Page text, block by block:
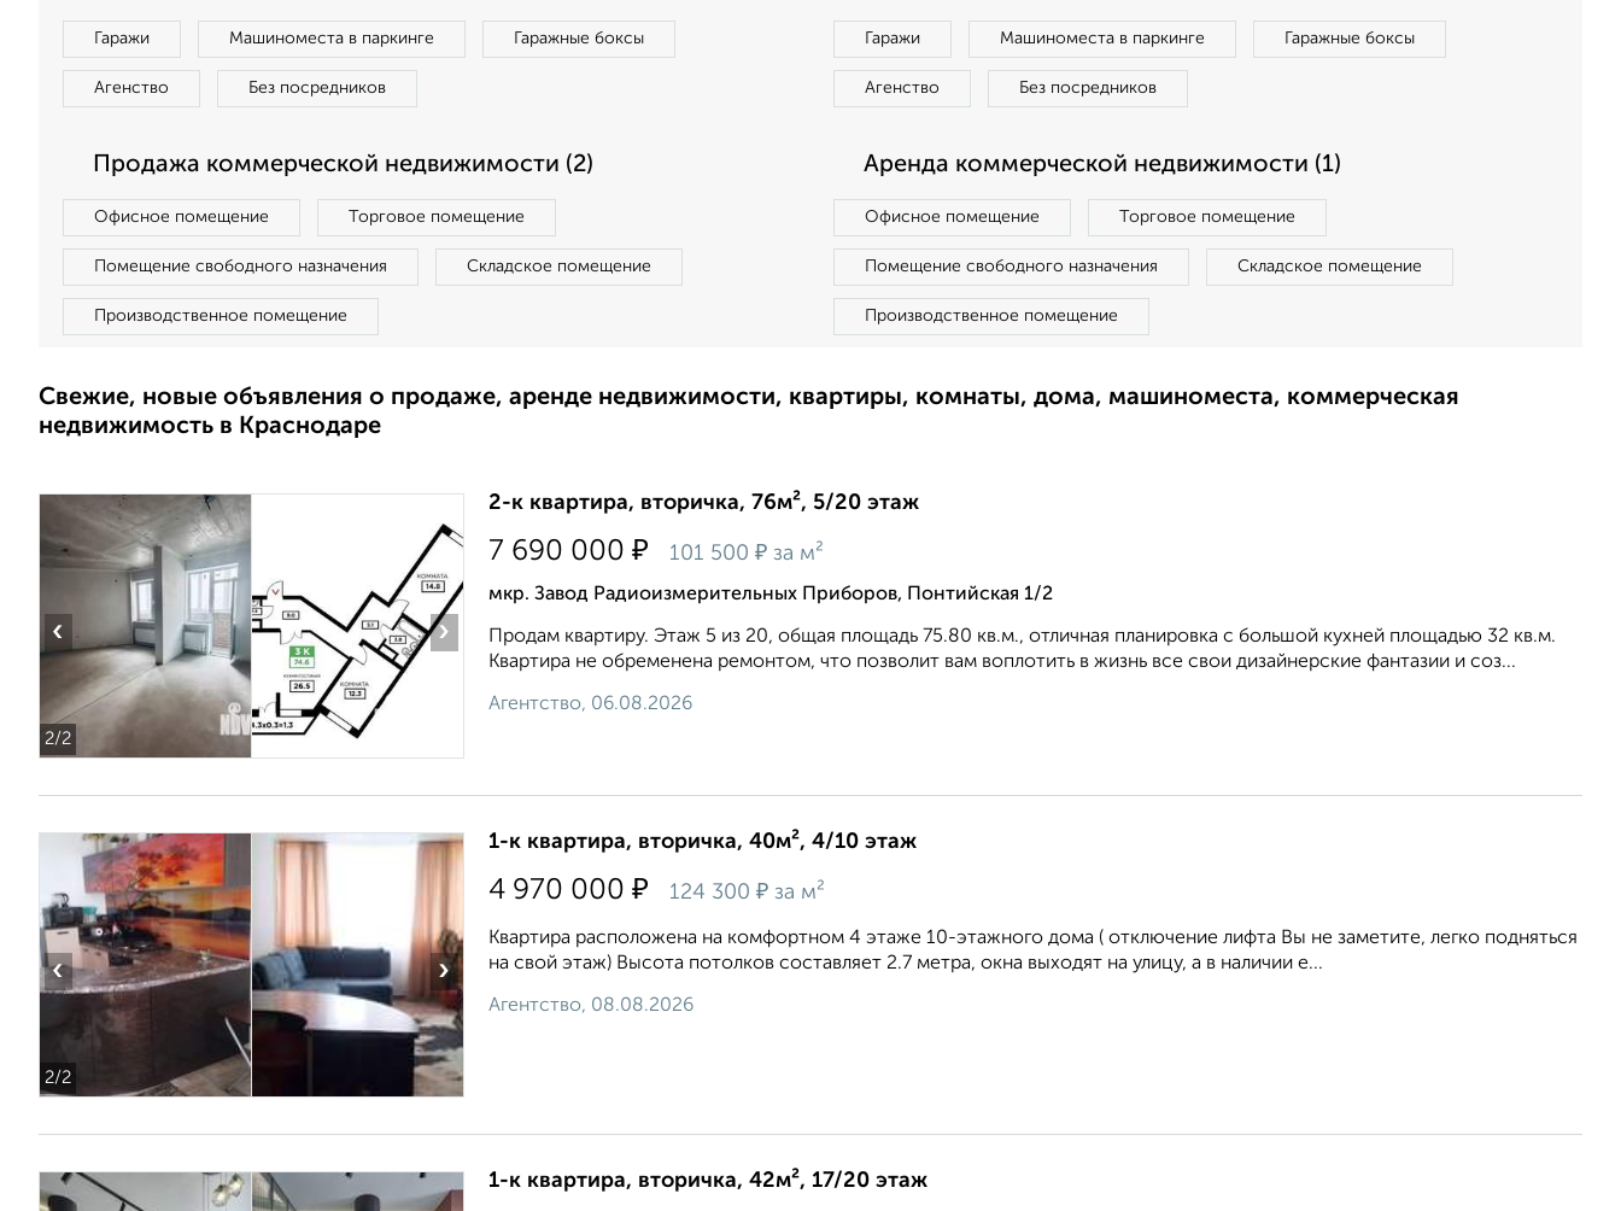
Гаражи Машиноместа в паркинге Гаражные боксы
Агенство Без посредников
Гаражи Машиноместа в паркинге Гаражные боксы
Агенство Без посредников
Продажа коммерческой недвижимости (2)
Офисное помещение Торговое помещение
Помещение свободного назначения Складское помещение
Производственное помещение
Аренда коммерческой недвижимости (1)
Офисное помещение Торговое помещение
Помещение свободного назначения Складское помещение
Производственное помещение
Свежие, новые объявления о продаже, аренде недвижимости, квартиры, комнаты, дома, машиноместа, коммерческая
недвижимость в Краснодаре
2/2
‹ ›
2-к квартира, вторичка, 76м², 5/20 этаж
7 690 000 ₽ 101 500 ₽ за м²
мкр. Завод Радиоизмерительных Приборов, Понтийская 1/2
Продам квартиру. Этаж 5 из 20, общая площадь 75.80 кв.м., отличная планировка с большой кухней площадью 32 кв.м.
Квартира не обременена ремонтом, что позволит вам воплотить в жизнь все свои дизайнерские фантазии и соз...
Агентство, 06.08.2026
2/2
‹ ›
1-к квартира, вторичка, 40м², 4/10 этаж
4 970 000 ₽ 124 300 ₽ за м²
Квартира расположена на комфортном 4 этаже 10-этажного дома ( отключение лифта Вы не заметите, легко подняться
на свой этаж) Высота потолков составляет 2.7 метра, окна выходят на улицу, а в наличии е...
Агентство, 08.08.2026
1-к квартира, вторичка, 42м², 17/20 этаж